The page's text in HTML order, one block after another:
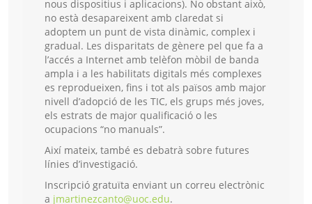
nous dispositius i aplicacions). No obstant això,
no està desapareixent amb claredat si
adoptem un punt de vista dinàmic, complex i
gradual. Les disparitats de gènere pel que fa a
l’accés a Internet amb telèfon mòbil de banda
ampla i a les habilitats digitals més complexes
es reprodueixen, fins i tot als països amb major
nivell d’adopció de les TIC, els grups més joves,
els estrats de major qualificació o les
ocupacions “no manuals”.
Així mateix, també es debatrà sobre futures
línies d’investigació.
Inscripció gratuïta enviant un correu electrònic
a jmartinezcanto@uoc.edu.